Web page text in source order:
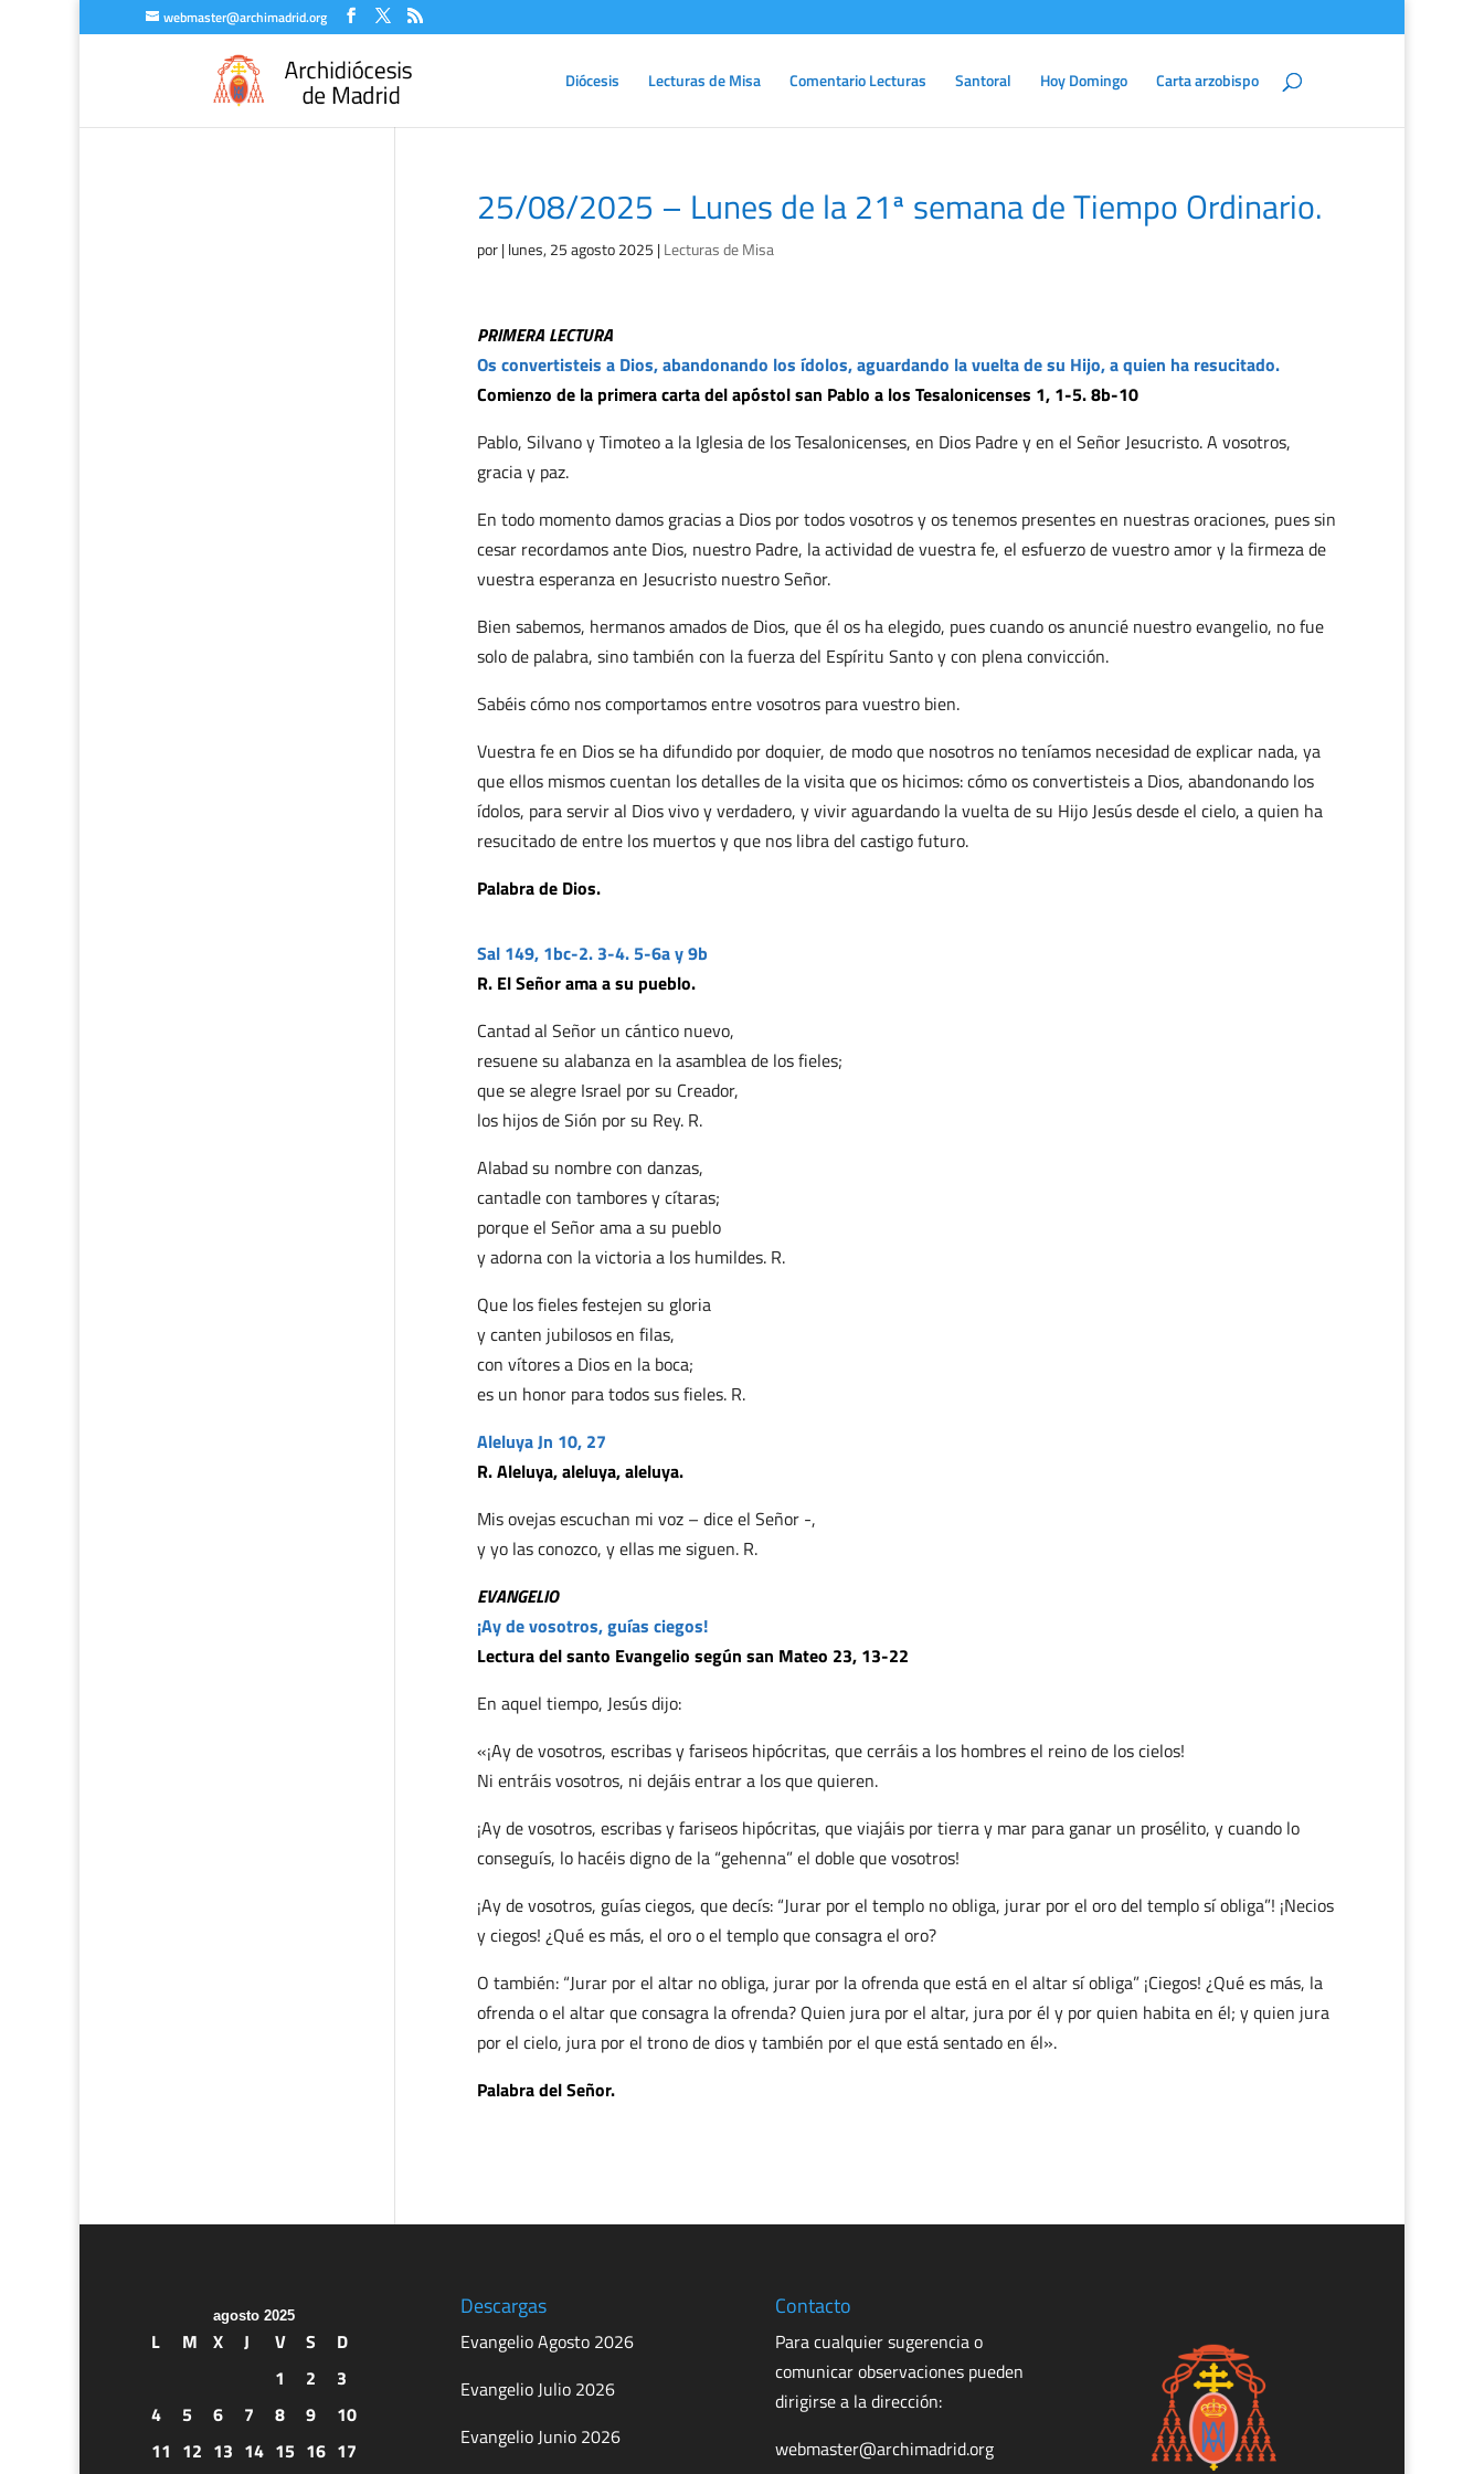
webmaster@archimadrid.org
Diócesis Lecturas de Misa Comentario Lecturas Santoral Hoy Domingo Carta arzobispo
25/08/2025 – Lunes de la 21ª semana de Tiempo Ordinario.
por|lunes, 25 agosto 2025 |Lecturas de Misa
PRIMERA LECTURA
Os convertisteis a Dios, abandonando los ídolos, aguardando la vuelta de su Hijo, a quien ha resucitado.
Comienzo de la primera carta del apóstol san Pablo a los Tesalonicenses 1, 1-5. 8b-10
Pablo, Silvano y Timoteo a la Iglesia de los Tesalonicenses, en Dios Padre y en el Señor Jesucristo. A vosotros,
gracia y paz.
En todo momento damos gracias a Dios por todos vosotros y os tenemos presentes en nuestras oraciones, pues sin
cesar recordamos ante Dios, nuestro Padre, la actividad de vuestra fe, el esfuerzo de vuestro amor y la firmeza de
vuestra esperanza en Jesucristo nuestro Señor.
Bien sabemos, hermanos amados de Dios, que él os ha elegido, pues cuando os anuncié nuestro evangelio, no fue
solo de palabra, sino también con la fuerza del Espíritu Santo y con plena convicción.
Sabéis cómo nos comportamos entre vosotros para vuestro bien.
Vuestra fe en Dios se ha difundido por doquier, de modo que nosotros no teníamos necesidad de explicar nada, ya
que ellos mismos cuentan los detalles de la visita que os hicimos: cómo os convertisteis a Dios, abandonando los
ídolos, para servir al Dios vivo y verdadero, y vivir aguardando la vuelta de su Hijo Jesús desde el cielo, a quien ha
resucitado de entre los muertos y que nos libra del castigo futuro.
Palabra de Dios.
Sal 149, 1bc-2. 3-4. 5-6a y 9b
R. El Señor ama a su pueblo.
Cantad al Señor un cántico nuevo,
resuene su alabanza en la asamblea de los fieles;
que se alegre Israel por su Creador,
los hijos de Sión por su Rey. R.
Alabad su nombre con danzas,
cantadle con tambores y cítaras;
porque el Señor ama a su pueblo
y adorna con la victoria a los humildes. R.
Que los fieles festejen su gloria
y canten jubilosos en filas,
con vítores a Dios en la boca;
es un honor para todos sus fieles. R.
Aleluya Jn 10, 27
R. Aleluya, aleluya, aleluya.
Mis ovejas escuchan mi voz – dice el Señor -,
y yo las conozco, y ellas me siguen. R.
EVANGELIO
¡Ay de vosotros, guías ciegos!
Lectura del santo Evangelio según san Mateo 23, 13-22
En aquel tiempo, Jesús dijo:
«¡Ay de vosotros, escribas y fariseos hipócritas, que cerráis a los hombres el reino de los cielos!
Ni entráis vosotros, ni dejáis entrar a los que quieren.
¡Ay de vosotros, escribas y fariseos hipócritas, que viajáis por tierra y mar para ganar un prosélito, y cuando lo
conseguís, lo hacéis digno de la “gehenna” el doble que vosotros!
¡Ay de vosotros, guías ciegos, que decís: “Jurar por el templo no obliga, jurar por el oro del templo sí obliga”! ¡Necios
y ciegos! ¿Qué es más, el oro o el templo que consagra el oro?
O también: “Jurar por el altar no obliga, jurar por la ofrenda que está en el altar sí obliga” ¡Ciegos! ¿Qué es más, la
ofrenda o el altar que consagra la ofrenda? Quien jura por el altar, jura por él y por quien habita en él; y quien jura
por el cielo, jura por el trono de dios y también por el que está sentado en él».
Palabra del Señor.
agosto 2025
L M X J V S
D
1
2
3
4
5 6 7 8 9
10
11 12 13 14 15 16 17
Descargas
Evangelio Agosto 2026
Evangelio Julio 2026
Evangelio Junio 2026
Contacto
Para cualquier sugerencia o
comunicar observaciones pueden
dirigirse a la dirección:
webmaster@archimadrid.org